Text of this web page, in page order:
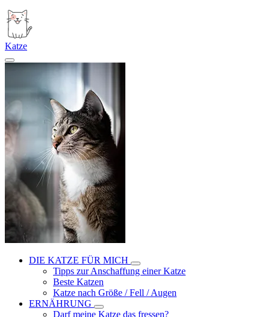
Katze
DIE KATZE FÜR MICH
Tipps zur Anschaffung einer Katze
Beste Katzen
Katze nach Größe / Fell / Augen
ERNÄHRUNG
Darf meine Katze das fressen?